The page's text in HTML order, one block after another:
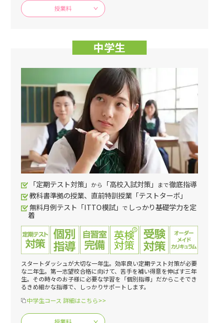
授業料
中学生
「定期テスト対策」 から 「高校入試対策」 まで徹底指導
教科書準拠の授業、直前特訓授業「テストターボ」
無料月例テスト「ITTO模試」 で しっかり基礎学力を定
着
スタートダッシュが大切な一年生。効率良い定期テスト対策が必要
な二年生。第一志望校合格に向けて、苦手を補い得意を伸ばす三年
生。その時々のお子様に必要な学習を「個別指導」だからこそでき
るきめ細かな指導で、しっかりサポートします。
中学生コース 詳細はこちら>>